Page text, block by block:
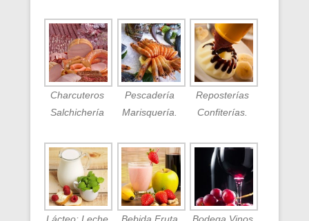
Charcuteros
Salchichería
Pescadería
Marisquería.
Reposterías
Confiterías.